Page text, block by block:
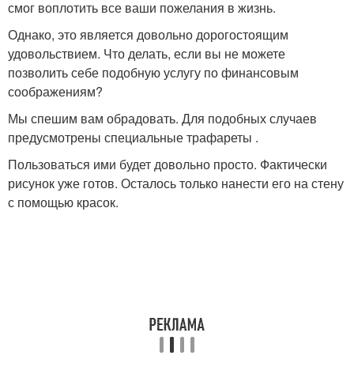
смог воплотить все ваши пожелания в жизнь.
Однако, это является довольно дорогостоящим
удовольствием. Что делать, если вы не можете
позволить себе подобную услугу по финансовым
соображениям?
Мы спешим вам обрадовать. Для подобных случаев
предусмотрены специальные трафареты .
Пользоваться ими будет довольно просто. Фактически
рисунок уже готов. Осталось только нанести его на стену
с помощью красок.